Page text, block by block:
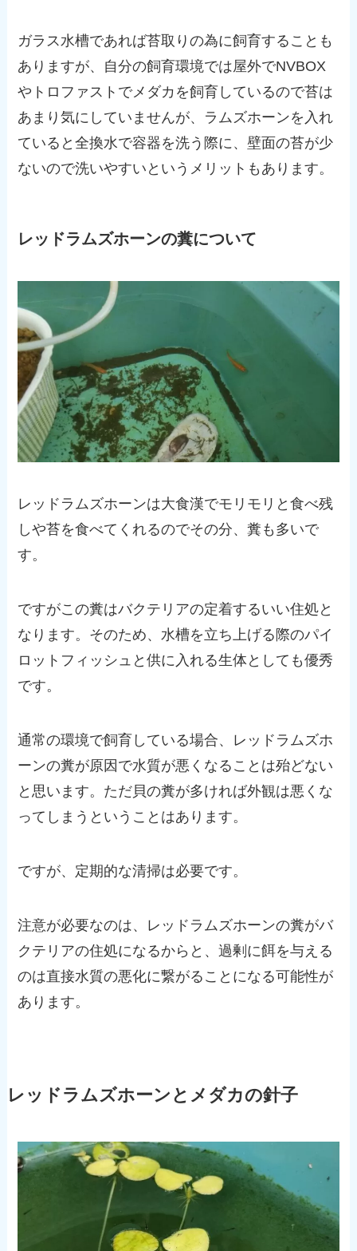
ガラス水槽であれば苔取りの為に飼育することも
ありますが、自分の飼育環境では屋外でNVBOX
やトロファストでメダカを飼育しているので苔は
あまり気にしていませんが、ラムズホーンを入れ
ていると全換水で容器を洗う際に、壁面の苔が少
ないので洗いやすいというメリットもあります。
レッドラムズホーンの糞について
レッドラムズホーンは大食漢でモリモリと食べ残
しや苔を食べてくれるのでその分、糞も多いで
す。
ですがこの糞はバクテリアの定着するいい住処と
なります。そのため、水槽を立ち上げる際のパイ
ロットフィッシュと供に入れる生体としても優秀
です。
通常の環境で飼育している場合、レッドラムズホ
ーンの糞が原因で水質が悪くなることは殆どない
と思います。ただ貝の糞が多ければ外観は悪くな
ってしまうということはあります。
ですが、定期的な清掃は必要です。
注意が必要なのは、レッドラムズホーンの糞がバ
クテリアの住処になるからと、過剰に餌を与える
のは直接水質の悪化に繋がることになる可能性が
あります。
レッドラムズホーンとメダカの針子